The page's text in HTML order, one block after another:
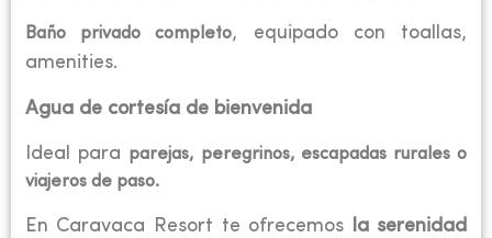
Baño privado completo, equipado con toallas,
amenities.
Agua de cortesía de bienvenida
Ideal para parejas, peregrinos, escapadas rurales o
viajeros de paso.
En Caravaca Resort te ofrecemos
la serenidad